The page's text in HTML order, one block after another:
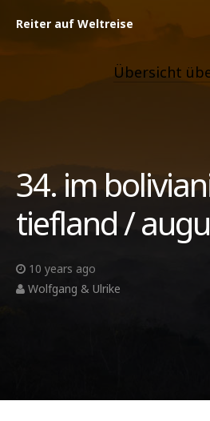
Reiter auf Weltreise
Übersicht
34. im
tiefland /
10 years ago
Wolfgang & Ulrike